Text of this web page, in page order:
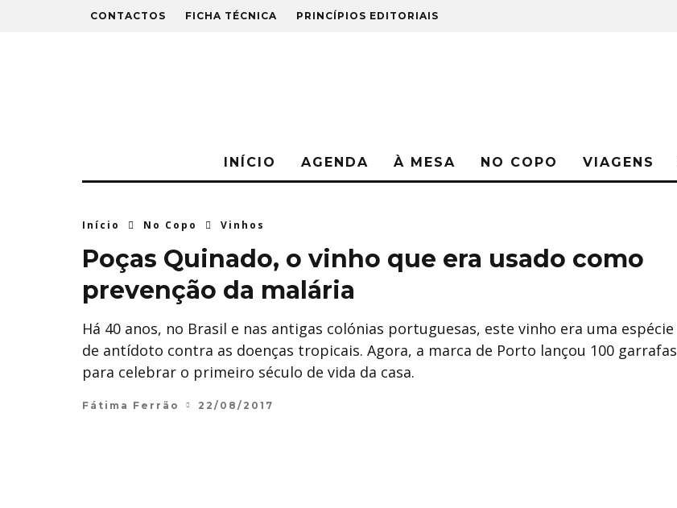
CONTACTOS FICHA TÉCNICA PRINCÍPIOS EDITORIAIS
INÍCIO AGENDA À MESA NO COPO VIAGENS
Início No Copo Vinhos
Poças Quinado, o vinho que era usado como
prevenção da malária
Há 40 anos, no Brasil e nas antigas colónias portuguesas, este vinho era uma espécie
de antídoto contra as doenças tropicais. Agora, a marca de Porto lançou 100 garrafas
para celebrar o primeiro século de vida da casa.
Fátima Ferrão 22/08/2017